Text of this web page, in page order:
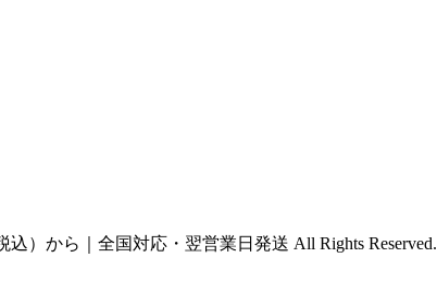
）から｜全国対応・翌営業日発送 All Rights Reserved.